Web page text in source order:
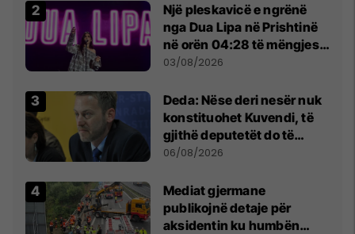
Një pleskavicë e ngrënë
nga Dua Lipa në Prishtinë
në orën 04:28 të mëngjesit
- dhe bota digjitale serbe
03/08/2026
Deda: Nëse deri nesër nuk
konstituohet Kuvendi, të
gjithë deputetët do të
bëjnë shkelje të rëndë
06/08/2026
Mediat gjermane
publikojnë detaje për
aksidentin ku humbën